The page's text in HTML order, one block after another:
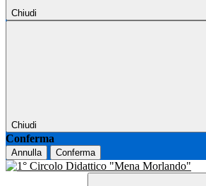
Chiudi
Chiudi
Conferma
Annulla Conferma